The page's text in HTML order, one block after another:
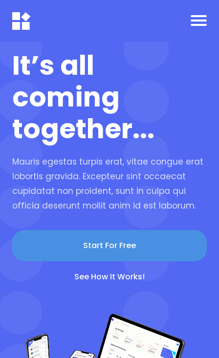
It’s all
coming
together...
Mauris egestas turpis erat, vitae congue erat
lobortis gravida. Excepteur sint occaecat
cupidatat non proident, sunt in culpa qui
officia deserunt mollit anim id est laborum.
Start For Free
See How It Works!